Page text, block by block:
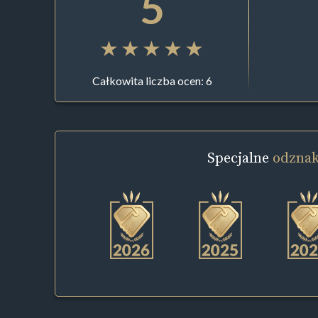
Całkowita liczba ocen: 6
Specjalne